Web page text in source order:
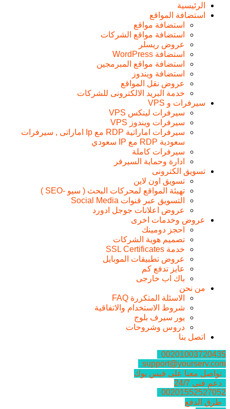
الرئيسية
استضافة المواقع
استضافة مواقع
استضافة مواقع الشركات
عروض ريسلر
استضافة WordPress
استضافة مواقع المبرمجين
استضافة ويندوز
عروض نقل المواقع
خدمة البريد الالكترونى للشركات
سيرفرات و VPS
سيرفرات لينكس VPS
سيرفرات ويندوز VPS
سيرفرات اماراتية RDP مع Ip اماراتى , سيرفرات
سعودية RDP مع IP سعودي
سيرفرات كاملة
ادارة وحماية السيرفر
تسويق الكترونى
تسويق اون لاين
تهيئة المواقع لمحركات البحث ( سيو -SEO )
التسويق عبر قنوات Social Media
عروض اعلانات جوجل ادورد
عروض وخدمات اخرى
احجز دومينك
تصميم هوية الشركات
خدمة SSL Certificates
عروض تطبيقات الموبايل
عايز تدفع كم
باك اب خارجى
من نحن
الاسئلة المتكررة FAQ
شروط الاستخدام والاتفاقية
يور سيرف بلوج
دروس وشروحات
اتصل بنا
00201003720435
support@yourserv.com
تواصل معنا على فيس بوك
دعم فنى 24/7
00201552527052
طرق الدفع